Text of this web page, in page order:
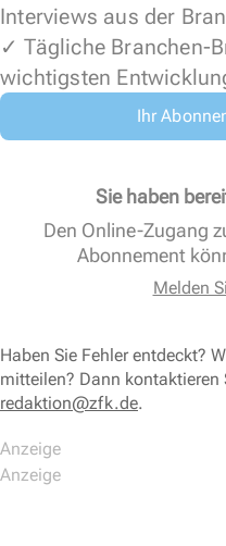
Interviews aus der
✓ Tägliche Branchen-
wichtigsten
Ihr
Sie haben
Den Online-Zugang
Abonnement
Melden
Haben Sie Fehler entdeckt?
mitteilen? Dann kontaktieren
redaktion@zfk.de.